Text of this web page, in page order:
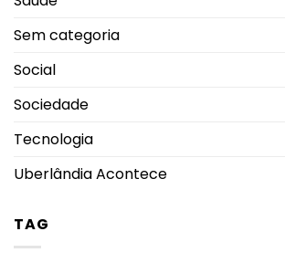
Sem categoria
Social
Sociedade
Tecnologia
Uberlândia Acontece
TAG